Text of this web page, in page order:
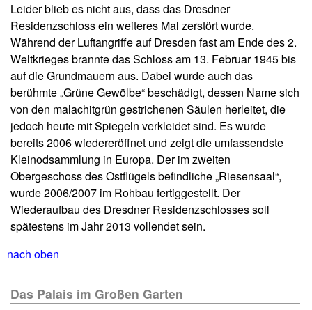
Leider blieb es nicht aus, dass das Dresdner
Residenzschloss ein weiteres Mal zerstört wurde.
Während der Luftangriffe auf Dresden fast am Ende des 2.
Weltkrieges brannte das Schloss am 13. Februar 1945 bis
auf die Grundmauern aus. Dabei wurde auch das
berühmte „Grüne Gewölbe“ beschädigt, dessen Name sich
von den malachitgrün gestrichenen Säulen herleitet, die
jedoch heute mit Spiegeln verkleidet sind. Es wurde
bereits 2006 wiedereröffnet und zeigt die umfassendste
Kleinodsammlung in Europa. Der im zweiten
Obergeschoss des Ostflügels befindliche „Riesensaal“,
wurde 2006/2007 im Rohbau fertiggestellt. Der
Wiederaufbau des Dresdner Residenzschlosses soll
spätestens im Jahr 2013 vollendet sein.
nach oben
Das Palais im Großen Garten